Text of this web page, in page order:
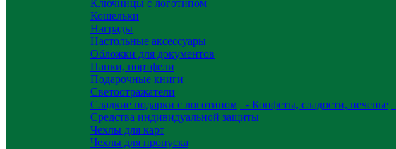
Ключницы с логотипом
Кошельки
Награды
Настольные аксессуары
Обложки для документов
Папки, портфели
Подарочные книги
Светоотражатели
Сладкие подарки с логотипом
- Конфеты, сладости, печенье
Средства индивидуальной защиты
Чехлы для карт
Чехлы для пропуска